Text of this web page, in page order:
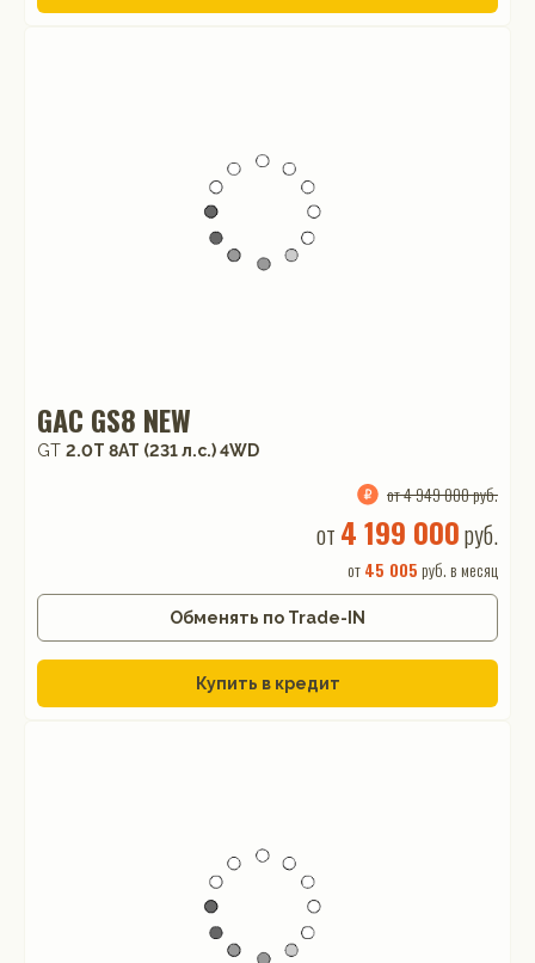
GAC GS8 NEW
GT 2.0T 8AT (231 л.с.) 4WD
от 4 949 000 руб.
от 4 199 000руб.
от45 005 руб. в месяц
Обменять по Trade-IN
Купить в кредит